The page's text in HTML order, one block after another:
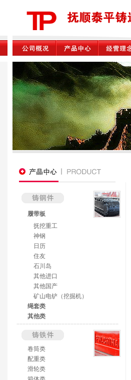
履带板
抚挖重工
神钢
日历
住友
石川岛
其他进口
其他国产
矿山电铲（挖掘机）
绳套类
其他类
卷筒类
配重类
滑轮类